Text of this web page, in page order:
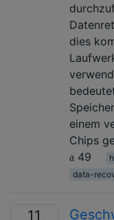
dies
einem
Chips
49
data-
11